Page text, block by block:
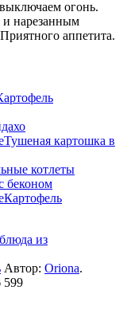
огонь.
и нарезанным
аппетита.
Тушеная картошка в
котлеты
беконом
Картофель
блюда из
Автор: Oriona.
599